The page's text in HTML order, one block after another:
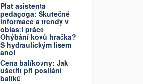
Plat asistenta
pedagoga: Skutečné
informace a trendy v
oblasti práce
Ohýbání kovů hračka?
S hydraulickým lisem
ano!
Cena balíkovny: Jak
ušetřit při posílání
balíků